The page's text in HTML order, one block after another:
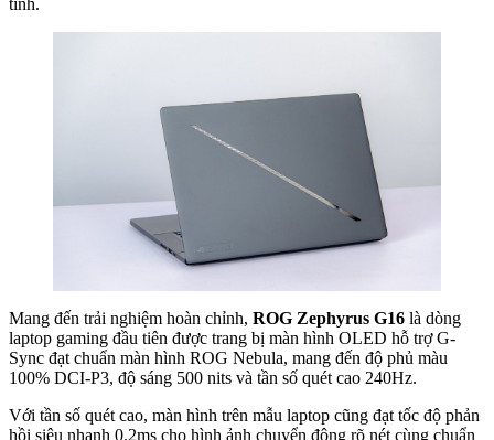
tĩnh.
Mang đến trải nghiệm hoàn chỉnh, ROG Zephyrus G16 là dòng
laptop gaming đầu tiên được trang bị màn hình OLED hỗ trợ G-
Sync đạt chuẩn màn hình ROG Nebula, mang đến độ phủ màu
100% DCI-P3, độ sáng 500 nits và tần số quét cao 240Hz.
Với tần số quét cao, màn hình trên mẫu laptop cũng đạt tốc độ phản
hồi siêu nhanh 0.2ms cho hình ảnh chuyển động rõ nét cùng chuẩn